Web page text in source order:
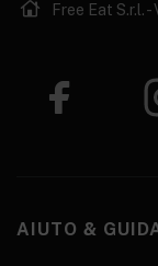
Free Eat S.r.l.
AIUTO &